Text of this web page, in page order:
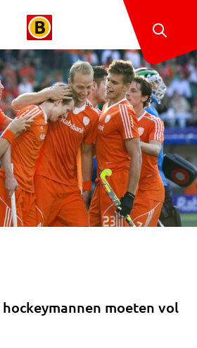
moeten vol